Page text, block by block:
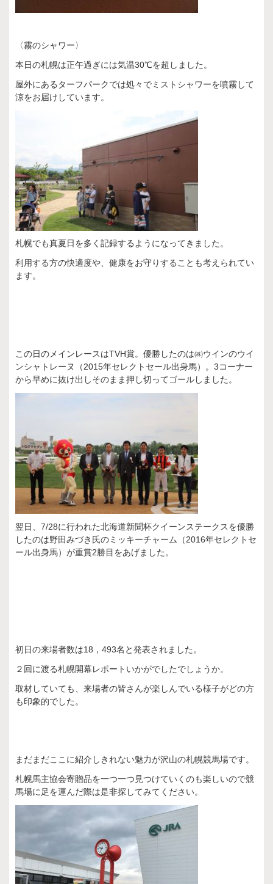
〈霧のシャワー〉
本日の札幌は正午過ぎには気温30℃を超しました。
屋外にあるターフパークでは処々でミストシャワーを噴霧して
涼をお届けしています。
札幌でも真夏日を多く記録するようになってきました。
利用する方の快適度や、健康をお守りすることも考えられてい
ます。
この日のメインレースはTVH賞。優勝したのは㈱ウインのウイ
ンシャトレーヌ（2015年セレクトセール出身馬）。3コーナー
から早めに抜け出しそのまま押し切ってゴールしました。
翌日、7/28に行われた北海道新聞杯クイーンステークスを優勝
したのは野田みづき氏のミッキーチャーム（2016年セレクトセ
ール出身馬）が重賞2勝目をあげました。
初日の来場者数は18，493名と発表されました。
２回に渡る札幌開幕レポートいかがでしたでしょうか。
取材していても、来場者の皆さんが楽しんでいる様子がどの方
も印象的でした。
まだまだここに紹介しきれない魅力が沢山の札幌競馬場です。
札幌馬主協会寄贈品を一つ一つ見つけていくのも楽しいので競
馬場に足を運んだ際は是非探してみてください。